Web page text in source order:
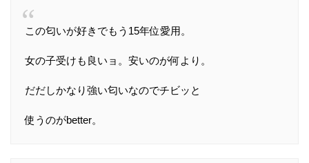
この匂いが好きでもう15年位愛用。
女の子受けも良いョ。安いのが何より。
だだしかなり強い匂いなのでチビッと
使うのがbetter。